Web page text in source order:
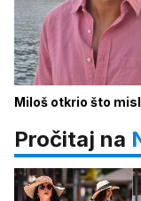
Miloš otkrio što
Pročitaj na